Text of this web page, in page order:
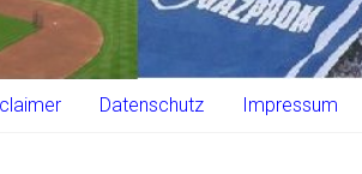
Datenschutz Impressum